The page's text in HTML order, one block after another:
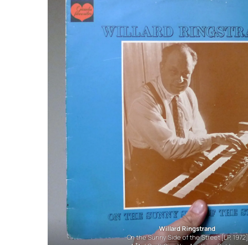
Willard Ringstrand
On the Sunny Side of the Street[LP, 1972]